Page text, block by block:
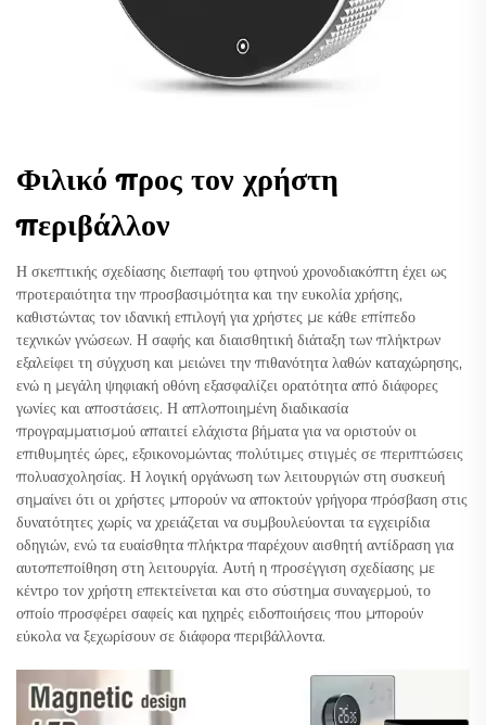
Φιλικό προς τον χρήστη
περιβάλλον
Η σκεπτικής σχεδίασης διεπαφή του φτηνού χρονοδιακόπτη έχει ως
προτεραιότητα την προσβασιμότητα και την ευκολία χρήσης,
καθιστώντας τον ιδανική επιλογή για χρήστες με κάθε επίπεδο
τεχνικών γνώσεων. Η σαφής και διαισθητική διάταξη των πλήκτρων
εξαλείφει τη σύγχυση και μειώνει την πιθανότητα λαθών καταχώρησης,
ενώ η μεγάλη ψηφιακή οθόνη εξασφαλίζει ορατότητα από διάφορες
γωνίες και αποστάσεις. Η απλοποιημένη διαδικασία
προγραμματισμού απαιτεί ελάχιστα βήματα για να οριστούν οι
επιθυμητές ώρες, εξοικονομώντας πολύτιμες στιγμές σε περιπτώσεις
πολυασχολησίας. Η λογική οργάνωση των λειτουργιών στη συσκευή
σημαίνει ότι οι χρήστες μπορούν να αποκτούν γρήγορα πρόσβαση στις
δυνατότητες χωρίς να χρειάζεται να συμβουλεύονται τα εγχειρίδια
οδηγιών, ενώ τα ευαίσθητα πλήκτρα παρέχουν αισθητή αντίδραση για
αυτοπεποίθηση στη λειτουργία. Αυτή η προσέγγιση σχεδίασης με
κέντρο τον χρήστη επεκτείνεται και στο σύστημα συναγερμού, το
οποίο προσφέρει σαφείς και ηχηρές ειδοποιήσεις που μπορούν
εύκολα να ξεχωρίσουν σε διάφορα περιβάλλοντα.